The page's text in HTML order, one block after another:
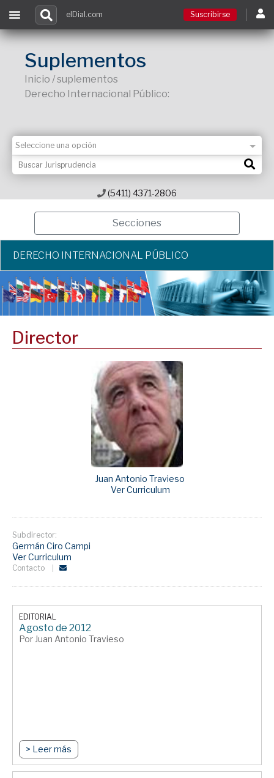
elDial.com Suscribirse
Suplementos
Inicio / suplementos
Derecho Internacional Público:
(5411) 4371-2806
Secciones
DERECHO INTERNACIONAL PÚBLICO
Director
Juan Antonio Travieso
Ver Curriculum
Subdirector:
Germán Ciro Campi
Ver Curriculum
Contacto
EDITORIAL
Agosto de 2012
Por Juan Antonio Travieso
> Leer más